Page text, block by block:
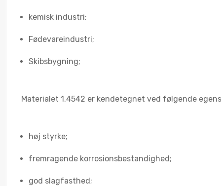
kemisk industri;
Fødevareindustri;
Skibsbygning;
Materialet 1.4542 er kendetegnet ved følgende
høj styrke;
fremragende korrosionsbestandighed;
god slagfasthed;